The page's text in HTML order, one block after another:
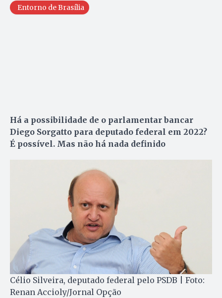
Entorno de Brasília
Há a possibilidade de o parlamentar bancar
Diego Sorgatto para deputado federal em 2022?
É possível. Mas não há nada definido
Célio Silveira, deputado federal pelo PSDB | Foto:
Renan Accioly/Jornal Opção